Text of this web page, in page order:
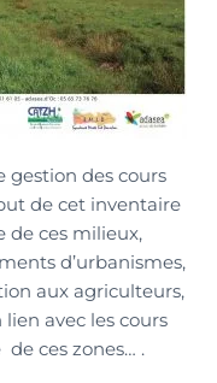
gestion des cours
de cet inventaire
de ces milieux,
d’urbanismes,
aux agriculteurs,
avec les cours
de ces zones… .